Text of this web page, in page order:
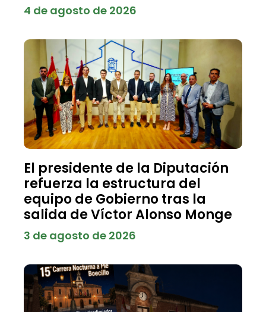
4 de agosto de 2026
El presidente de la Diputación
refuerza la estructura del
equipo de Gobierno tras la
salida de Víctor Alonso Monge
3 de agosto de 2026